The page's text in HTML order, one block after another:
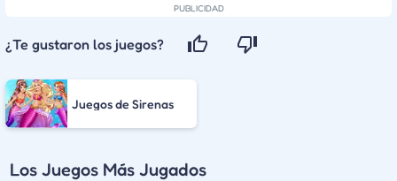
¿Te gustaron los juegos?
Juegos de Sirenas
Los Juegos Más Jugados